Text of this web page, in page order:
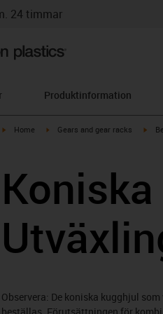
24 timmar
Produktinformation
igus-icon-arrow-right
Home igus-icon-arrow-right
Gears and gear racks
Observera: De koniska kugghjul
beställas. Förutsättningen för